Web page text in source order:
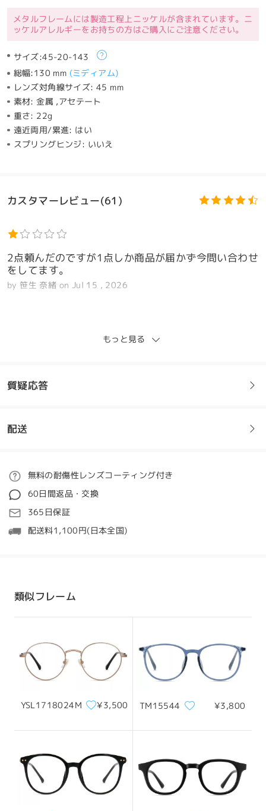
メタルフレームには製造工程上ニッケルが含まれています。ニ
ッケルアレルギーをお持ちの方はご購入にご注意ください。
サイズ:45-20-143
総幅:130 mm (ミディアム)
レンズ対角線サイズ:45 mm
素材:金属 ,アセテート
重さ: 22g
遠近両用/累進: はい
スプリングヒンジ: いいえ
カスタマーレビュー(61)
2点頼んだのですが1点しか商品が届かず今問い合わせ
をしてます。
by 笹生 奈緒 on Jul 15 , 2026
ナオ様、ご注文いただいた2点のうち1点しか届いてい
サポートチームにご連絡いただき、ありがとうござい
合、または配送に問題があった場合は、速やかに状況
ご理解とご協力に感謝いたします。
担当のカスタマーサービス担当者より、平日は24時間
以内、週末は48時間以内にメールにてご連絡いたしま
す。メールが迷惑メールフォルダに振り分けられてい
たる状態でした。 デザインはカッコいい
ないとう まさみち Jul 1 , 2026
伊藤正道様、こんにちは。
います。しかしながら、ノーズパッドの高さが合わ
ず、まつ毛がレンズに触れてしまい、快適に着用いた
だけなかったとのこと、大変申し訳ございませんでし
もっと見る
質疑応答
フレームについてご質問がある場合は、以下からお問い合わせく
質問する
配送
ご注文
処理時間
5-7営業日
詳細
配送時間
配送
無料の耐傷性レンズコーティング付き
60日間返品・交換
365日保証
配送料1,100円(日本全国)
類似フレーム
YSL1718024M ¥3,500 TM15544 ¥3,800